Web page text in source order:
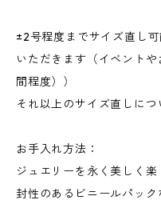
±2号程度までサイズ直し
いただきます（イベント
間程度））
それ以上のサイズ直しにつ
お手入れ方法：
ジュエリーを永く美しく
封性のあるビニールパック